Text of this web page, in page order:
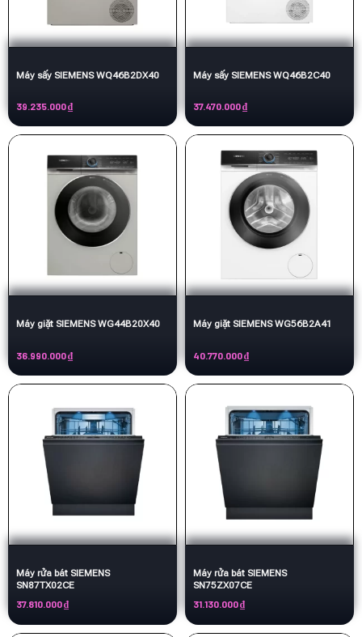
Máy sấy SIEMENS WQ46B2DX40
39.235.000₫
Máy sấy SIEMENS WQ46B2C40
37.470.000₫
Máy giặt SIEMENS WG44B20X40
36.990.000₫
Máy giặt SIEMENS WG56B2A41
40.770.000₫
Máy rửa bát SIEMENS
SN87TX02CE
37.810.000₫
Máy rửa bát SIEMENS
SN75ZX07CE
31.130.000₫